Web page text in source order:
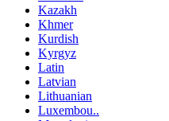
Kazakh
Khmer
Kurdish
Kyrgyz
Latin
Latvian
Lithuanian
Luxembou..